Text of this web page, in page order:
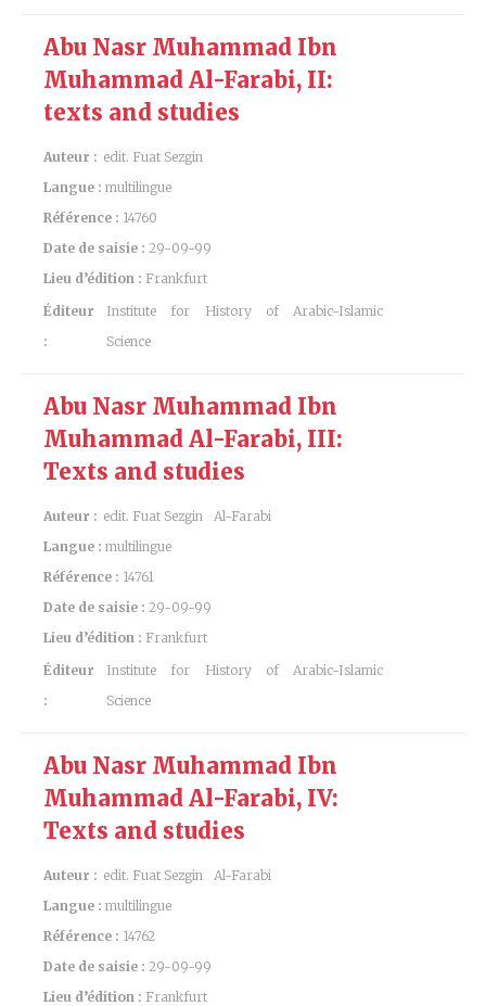
Abu Nasr Muhammad Ibn
Muhammad Al-Farabi, II:
texts and studies
Auteur : edit. Fuat Sezgin
Langue : multilingue
Référence : 14760
Date de saisie : 29-09-99
Lieu d’édition : Frankfurt
Éditeur
:
Institute for History of Arabic-Islamic
Science
Abu Nasr Muhammad Ibn
Muhammad Al-Farabi, III:
Texts and studies
Auteur : edit. Fuat Sezgin
Al-Farabi
Langue : multilingue
Référence : 14761
Date de saisie : 29-09-99
Lieu d’édition : Frankfurt
Éditeur
:
Institute for History of Arabic-Islamic
Science
Abu Nasr Muhammad Ibn
Muhammad Al-Farabi, IV:
Texts and studies
Auteur : edit. Fuat Sezgin
Al-Farabi
Langue : multilingue
Référence : 14762
Date de saisie : 29-09-99
Lieu d’édition : Frankfurt